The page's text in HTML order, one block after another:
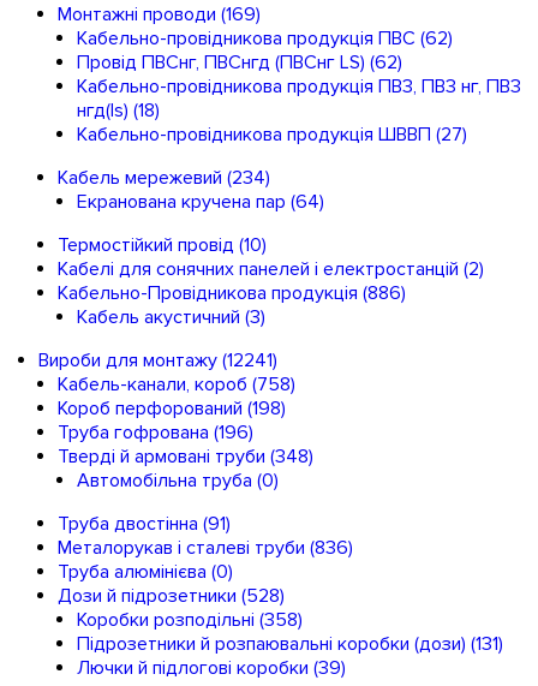
Монтажні проводи (169)
Кабельно-провідникова продукція ПВС (62)
Провід ПВСнг, ПВСнгд (ПВСнг LS) (62)
Кабельно-провідникова продукція ПВ3, ПВ3 нг, ПВ3
нгд(ls) (18)
Кабельно-провідникова продукція ШВВП (27)
Кабель мережевий (234)
Екранована кручена пар (64)
Термостійкий провід (10)
Кабелі для сонячних панелей і електростанцій (2)
Кабельно-Провідникова продукція (886)
Кабель акустичний (3)
Вироби для монтажу (12241)
Кабель-канали, короб (758)
Короб перфорований (198)
Труба гофрована (196)
Тверді й армовані труби (348)
Автомобільна труба (0)
Труба двостінна (91)
Металорукав і сталеві труби (836)
Труба алюмінієва (0)
Дози й підрозетники (528)
Коробки розподільні (358)
Підрозетники й розпаювальні коробки (дози) (131)
Лючки й підлогові коробки (39)